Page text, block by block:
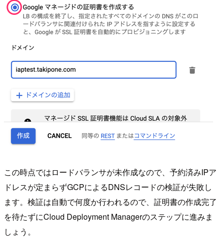
この時点ではロードバランサが未作成なので、予約済みIPア
ドレスが定まらずGCPによるDNSレコードの検証が失敗し
ます。検証は自動で何度か行われるので、証明書の作成完了
を待たずにCloud Deployment Managerのステップに進みま
しょう。